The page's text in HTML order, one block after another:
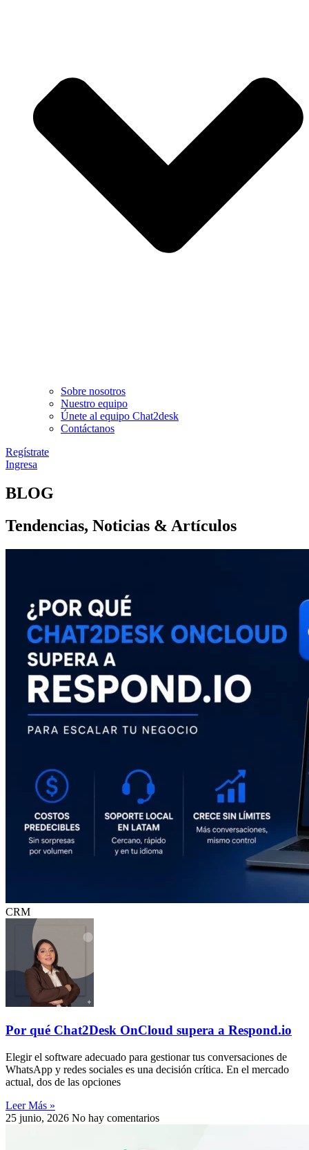
Sobre nosotros
Nuestro equipo
Únete al equipo Chat2desk
Contáctanos
Regístrate
Ingresa
BLOG
Tendencias, Noticias & Artículos
CRM
Por qué Chat2Desk OnCloud supera a Respond.io
Elegir el software adecuado para gestionar tus conversaciones de
WhatsApp y redes sociales es una decisión crítica. En el mercado
actual, dos de las opciones
Leer Más »
25 junio, 2026 No hay comentarios